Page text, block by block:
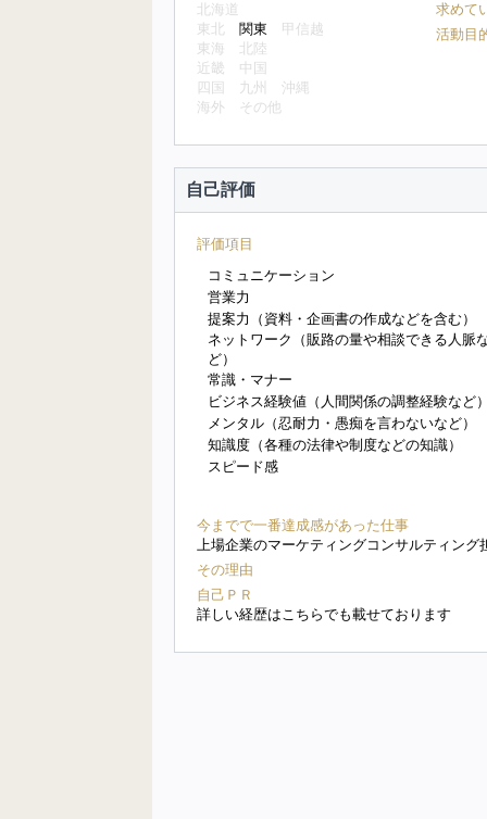
北海道
東北 関東 甲信越
東海
北陸
近畿
中国
四国
九州
沖縄
海外
その他
求めて
活動目
自己評価
評価項目
コミュニケーション
営業力
提案力（資料・企画書の作成などを含む）
ネットワーク（販路の量や相談できる人脈
ど）
常識・マナー
ビジネス経験値（人間関係の調整経験など
メンタル（忍耐力・愚痴を言わないなど）
知識度（各種の法律や制度などの知識）
スピード感
今までで一番達成感があった仕事
上場企業のマーケティングコンサルティング
その理由
自己ＰＲ
詳しい経歴はこちらでも載せております